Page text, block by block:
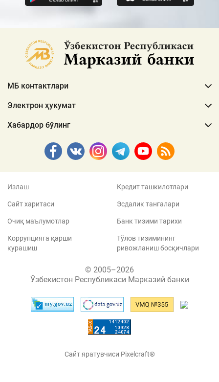
МБ контактлари
Электрон ҳукумат
Хабардор бўлинг
Излаш
Сайт харитаси
Очиқ маълумотлар
Коррупцияга қарши
курашиш
Кредит ташкилотлари
Эсдалик тангалари
Банк тизими тарихи
Тўлов тизимининг
ривожланиш босқичлари
© 2005–2026
Ўзбекистон Республикаси Марказий банки
Сайт яратувчиси Pixelcraft®